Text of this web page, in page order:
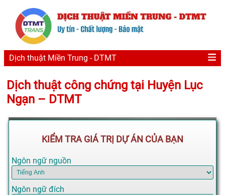
Dịch thuật Miền Trung - DTMT
Dịch thuật công chứng tại Huyện Lục
Ngạn – DTMT
KIỂM TRA GIÁ TRỊ DỰ ÁN CỦA BẠN
Ngôn ngữ nguồn
Ngôn ngữ đích